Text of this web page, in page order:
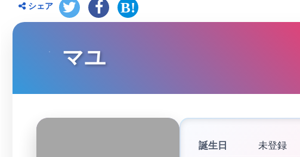
シェア
マユ
誕生日
未登録